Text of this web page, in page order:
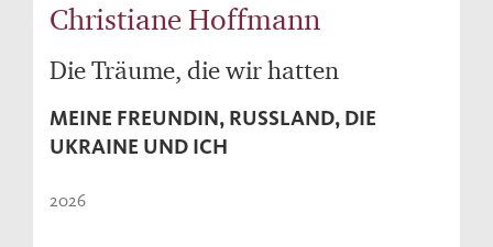
Christiane Hoffmann
Die Träume, die wir hatten
MEINE FREUNDIN, RUSSLAND, DIE
UKRAINE UND ICH
2026